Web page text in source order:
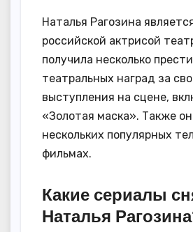
Наталья Рагозина
российской актрисой
получила несколько
театральных наград за
выступления на сцене,
«Золотая маска». Также
нескольких популярных
фильмах.
Какие сериалы
Наталья